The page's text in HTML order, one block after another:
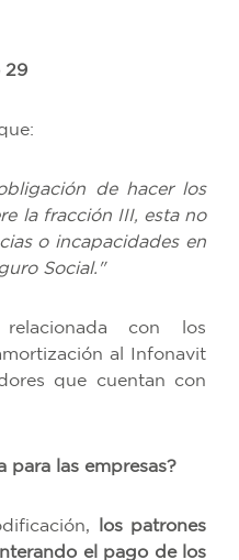
29
de hacer los
la fracción III, esta no
o incapacidades en
Social."
con los
al Infonavit
que cuentan con
para las empresas?
los patrones
el pago de los